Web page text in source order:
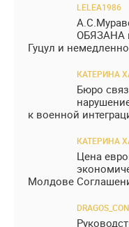
LELEA1986
ОБЯЗАНА
Гуцул и
КАТЕРИНА
Бюро
к военной
КАТЕРИНА
Цена
Молдове